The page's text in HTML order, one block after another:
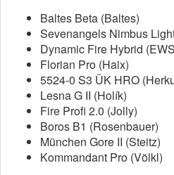
Baltes Beta (Baltes)
Sevenangels Nimbus
Dynamic Fire Hybrid
Florian Pro (Haix)
5524-0 S3 ÜK HRO
Lesna G II (Holík)
Fire Profi 2.0 (Jolly)
Boros B1 (Rosenbauer)
München Gore II (Steitz)
Kommandant Pro (Völkl)